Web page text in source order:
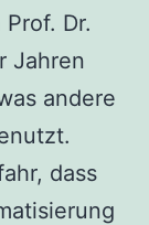
Dr.
Jahren
andere
dass